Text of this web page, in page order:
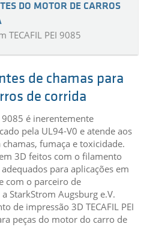
DO MOTOR DE CARROS
TECAFIL PEI 9085
de chamas para
de corrida
9085 é inerentemente
pela UL94-V0 e atende aos
fumaça e toxicidade.
3D feitos com o filamento
para aplicações em
com o parceiro de
StarkStrom Augsburg e.V.
de impressão 3D TECAFIL PEI
peças do motor do carro de